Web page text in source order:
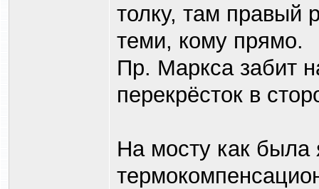
толку, там правый
теми, кому прямо.
Пр. Маркса забит
перекрёсток в
На мосту как была